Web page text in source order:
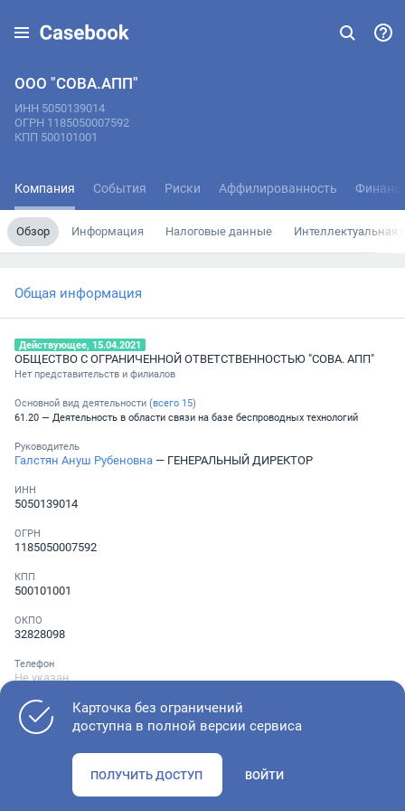
ООО "СОВА.АПП"
ИНН 5050139014
ОГРН 1185050007592
КПП 500101001
Компания События Риски Аффилированность
Обзор Информация Налоговые данные Интеллектуальная
Общая информация
Действующее, 15.04.2021
ОБЩЕСТВО С ОГРАНИЧЕННОЙ ОТВЕТСТВЕННОСТЬЮ "СОВА. АПП"
Нет представительств и филиалов
Основной вид деятельности (всего 15)
61.20 — Деятельность в области связи на базе беспроводных технологий
Руководитель
Галстян Ануш Рубеновна — ГЕНЕРАЛЬНЫЙ ДИРЕКТОР
ИНН
5050139014
ОГРН
1185050007592
КПП
500101001
ОКПО
32828098
Телефон
Не указан
Проверьте учредительные документы, адрес регистрации и
Карточка без ограничений
доступна в полной версии сервиса
ПОЛУЧИТЬ ДОСТУП ВОЙТИ